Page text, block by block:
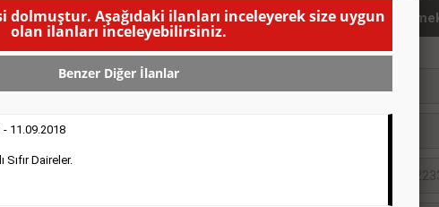
)
VASITA İlanı
dolmuştur. Aşağıdaki ilanları inceleyerek size uygun
olan ilanları inceleyebilirsiniz.
Benzer Diğer İlanlar
- 11.09.2018
Sıfır Daireler.